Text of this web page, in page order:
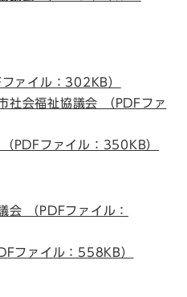
ァイル：302KB）
社会福祉協議会 （PDFファ
PDFファイル：350KB）
会 （PDFファイル：
ファイル：558KB）